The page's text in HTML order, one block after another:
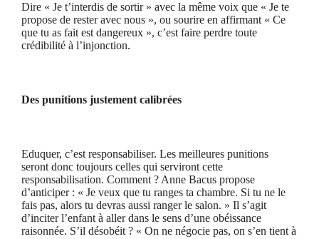
Dire « Je t’interdis de sortir » avec la même voix que « Je te
propose de rester avec nous », ou sourire en affirmant « Ce
que tu as fait est dangereux », c’est faire perdre toute
crédibilité à l’injonction.
Des punitions justement calibrées
Eduquer, c’est responsabiliser. Les meilleures punitions
seront donc toujours celles qui serviront cette
responsabilisation. Comment ? Anne Bacus propose
d’anticiper : « Je veux que tu ranges ta chambre. Si tu ne le
fais pas, alors tu devras aussi ranger le salon. » Il s’agit
d’inciter l’enfant à aller dans le sens d’une obéissance
raisonnée. S’il désobéit ? « On ne négocie pas, on s’en tient à